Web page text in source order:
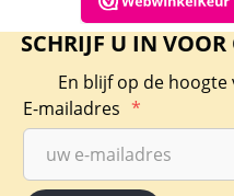
SCHRIJF U IN
En blijf op de hoogte
E-mailadres *